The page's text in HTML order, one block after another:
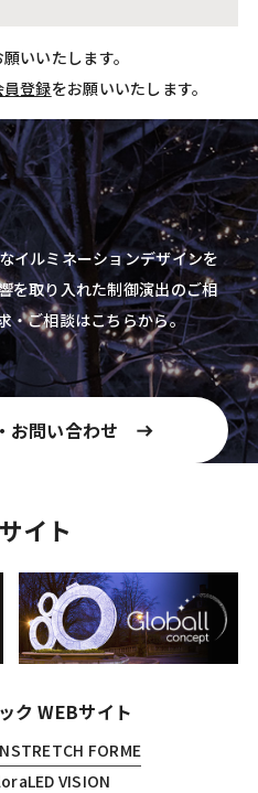
いいたします。
登録をお願いいたします。
イルミネーションデザインを
を取り入れた制御演出のご相
・ご相談はこちらから。
お問い合わせ
イト
ク WEBサイト
STRETCH FORME
LED VISION